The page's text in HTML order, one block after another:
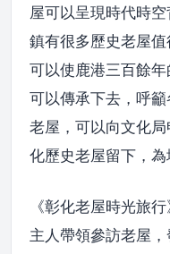
屋可以呈現時代時
鎮有很多歷史老屋值
可以使鹿港三百餘年
可以傳承下去，呼
老屋，可以向文化
化歷史老屋留下，為
《彰化老屋時光旅
主人帶領參訪老屋